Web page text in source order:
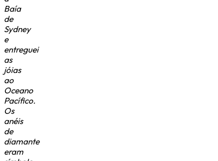
Baía
de
Sydney
e
entreguei
as
jóias
ao
Oceano
Pacífico.
Os
anéis
de
diamante
eram